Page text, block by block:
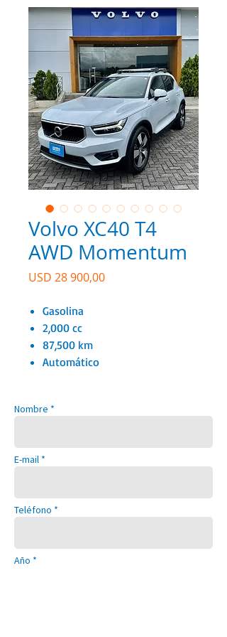
Volvo XC40 T4
AWD Momentum
USD 28 900,00Precio
Gasolina
2,000 cc
87,500 km
Automático
Nombre *
E-mail *
Teléfono *
Año *